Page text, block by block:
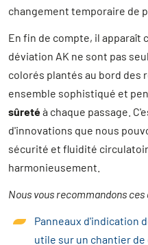
changement temporaire de
En fin de compte, il apparaît
déviation AK ne sont pas
colorés plantés au bord des
ensemble sophistiqué et
sûretéà chaque passage.
d'innovations que nous
sécurité et fluidité
harmonieusement.
Nous vous recommandons
Panneaux d'indication
utile sur un chantier